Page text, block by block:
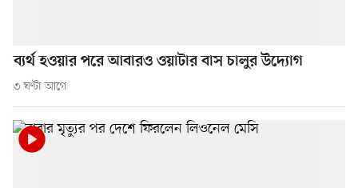
ব্যর্থ হওয়ার পরে আবারও ওয়াটার বাস চালুর উদ্যোগ
৩ ঘণ্টা আগে